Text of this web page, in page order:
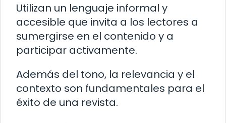
Utilizan un lenguaje informal y
accesible que invita a los lectores a
sumergirse en el contenido y a
participar activamente.
Además del tono, la relevancia y el
contexto son fundamentales para el
éxito de una revista.